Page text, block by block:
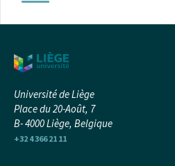
Université de Liège
Place du 20-Août, 7
B- 4000 Liège, Belgique
+32 4 366 21 11